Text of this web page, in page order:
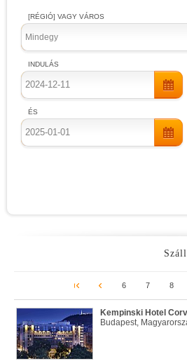
[RÉGIÓ] VAGY VÁROS
Mindegy
INDULÁS
ÉS
6 7 8
Kempinski Hotel
Budapest,